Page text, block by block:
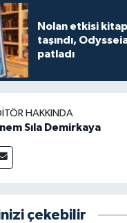
Nolan etkisi
taşındı,
patladı
HAKKINDA
Sıla Demirkaya
çekebilir